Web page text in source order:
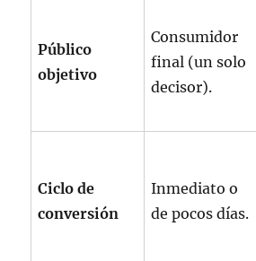
Público
objetivo
Consumidor
final (un solo
decisor).
Ciclo de
conversión
Inmediato o
de pocos días.